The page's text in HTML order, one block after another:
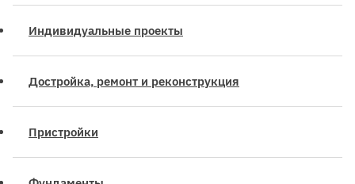
Индивидуальные проекты
Достройка, ремонт и реконструкция
Пристройки